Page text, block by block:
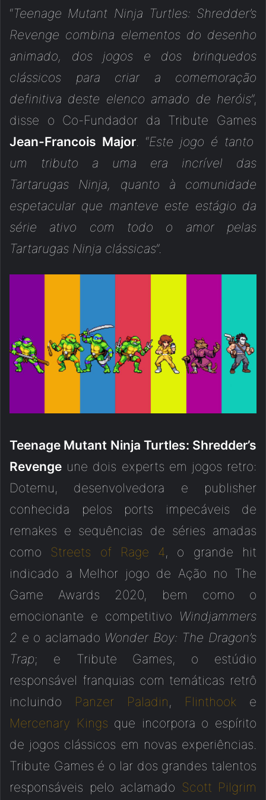
“Teenage Mutant Ninja Turtles: Shredder’s
Revenge combina elementos do desenho
animado, dos jogos e dos brinquedos
clássicos para criar a comemoração
definitiva deste elenco amado de heróis”,
disse o Co-Fundador da Tribute Games
Jean-Francois Major . “Este jogo é tanto
um tributo a uma era incrível das
Tartarugas Ninja, quanto à comunidade
espetacular que manteve este estágio da
série ativo com todo o amor pelas
Tartarugas Ninja clássicas”.
Teenage Mutant Ninja Turtles: Shredder’s
Revenge une dois experts em jogos retro:
Dotemu, desenvolvedora e publisher
conhecida pelos ports impecáveis de
remakes e sequências de séries amadas
como Streets of Rage 4, o grande hit
indicado a Melhor jogo de Ação no The
Game Awards 2020, bem como o
emocionante e competitivo Windjammers
2 e o aclamado Wonder Boy: The Dragon’s
Trap; e Tribute Games, o estúdio
responsável franquias com temáticas retrô
incluindo Panzer Paladin, Flinthook e
Mercenary Kings que incorpora o espírito
de jogos clássicos em novas experiências.
Tribute Games é o lar dos grandes talentos
responsáveis pelo aclamado Scott Pilgrim